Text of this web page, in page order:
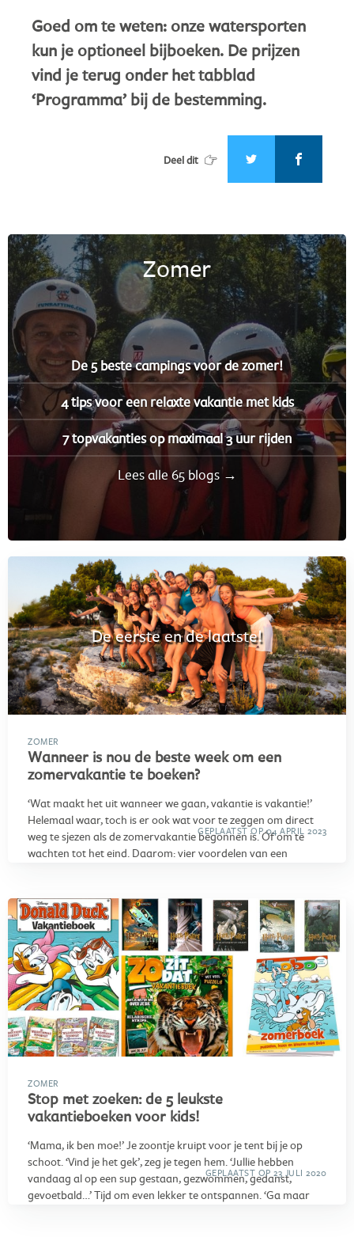
Goed om te weten: onze watersporten
kun je optioneel bijboeken. De prijzen
vind je terug onder het tabblad
‘Programma’ bij de bestemming.
Deel dit
Zomer
De 5 beste campings voor de zomer!
4 tips voor een relaxte vakantie met kids
7 topvakanties op maximaal 3 uur rijden
Lees alle 65 blogs →
De eerste en de laatste!
ZOMER
Wanneer is nou de beste week om een
zomervakantie te boeken?
‘Wat maakt het uit wanneer we gaan, vakantie is vakantie!’
Helemaal waar, toch is er ook wat voor te zeggen om direct
weg te sjezen als de zomervakantie begonnen is. Óf om te
wachten tot het eind. Daarom: vier voordelen van een
GEPLAATST OP 04 APRIL 2023
ZOMER
Stop met zoeken: de 5 leukste
vakantieboeken voor kids!
‘Mama, ik ben moe!’ Je zoontje kruipt voor je tent bij je op
schoot. ‘Vind je het gek’, zeg je tegen hem. ‘Jullie hebben
vandaag al op een sup gestaan, gezwommen, gedanst,
gevoetbald…’ Tijd om even lekker te ontspannen. ‘Ga maar
GEPLAATST OP 23 JULI 2020